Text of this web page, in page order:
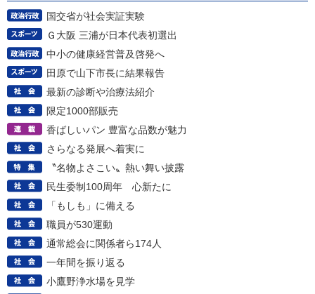
国交省が社会実証実験
Ｇ大阪 三浦が日本代表初選出
中小の健康経営普及啓発へ
田原で山下市長に結果報告
最新の診断や治療法紹介
限定1000部販売
香ばしいパン 豊富な品数が魅力
さらなる発展へ着実に
〝名物よさこい〟熱い舞い披露
民生委制100周年 心新たに
「もしも」に備える
職員が530運動
通常総会に関係者ら174人
一年間を振り返る
小鷹野浄水場を見学